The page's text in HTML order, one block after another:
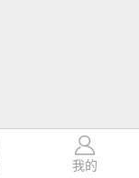

我的